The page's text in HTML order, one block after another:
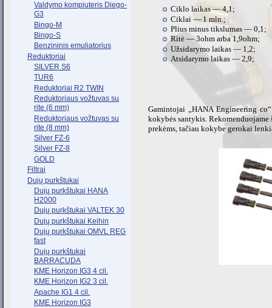
Valdymo kompiuteris Diego-
G3
Bingo-M
Bingo-S
Benzininis emuliatorius
Reduktoriai
SILVER S6
TUR6
Reduktoriai R2 TWIN
Reduktoriaus vožtuvas su
rite (6 mm)
Reduktoriaus vožtuvas su
rite (8 mm)
Silver FZ-6
Silver FZ-8
GOLD
Filtrai
Dujų purkštukai
Dujų purkštukai HANA
H2000
Dujų purkštukai VALTEK 30
Dujų purkštukai Keihin
Dujų purkštukai OMVL REG
fast
Dujų purkštukai
BARRACUDA
KME Horizon IG3 4 cil.
KME Horizon IG2 3 cil.
Apache IG1 4 cil.
KME Horizon IG3
Ciklo laikas — 4,1;
Ciklai — 1 mln.;
Plius minus tikslumas — 0,1;
Ritė — 3ohm arba 1,9ohm;
Užsidarymo laikas — 1,2;
Atsidarymo laikas — 2,9;
Gamintojai „HANA Engineering
kokybės santykis.
prekėms, tačiau kokybe gerokai